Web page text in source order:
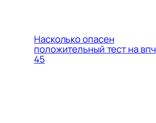
Насколько опасен
положительный тест на впч
45